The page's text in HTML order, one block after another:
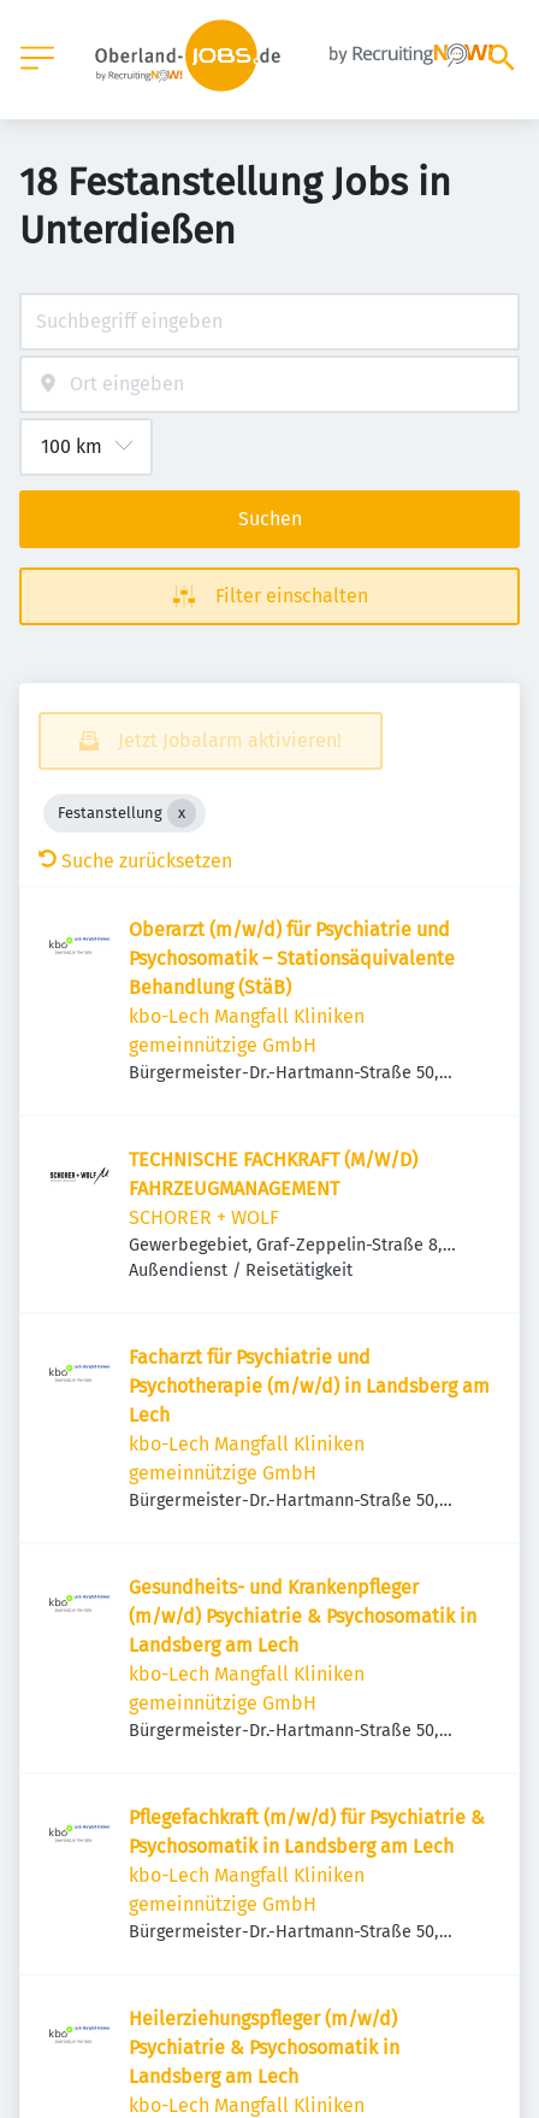
18 Festanstellung Jobs in
Unterdießen
Suchen
Filter einschalten
Jetzt Jobalarm aktivieren!
Festanstellung
Suche zurücksetzen
Oberarzt (m/w/d) für Psychiatrie und
Psychosomatik – Stationsäquivalente
Behandlung (StäB)
kbo-Lech Mangfall Kliniken
gemeinnützige GmbH
Bürgermeister-Dr.-Hartmann-Straße 50,
TECHNISCHE FACHKRAFT (M/W/D)
FAHRZEUGMANAGEMENT
SCHORER + WOLF
Gewerbegebiet, Graf-Zeppelin-Straße 8,
86899 Landsberg am Lech, Deutschland
Außendienst / Reisetätigkeit
Facharzt für Psychiatrie und
Psychotherapie (m/w/d) in Landsberg am
Lech
kbo-Lech Mangfall Kliniken
gemeinnützige GmbH
Bürgermeister-Dr.-Hartmann-Straße 50,
Gesundheits- und Krankenpfleger
(m/w/d) Psychiatrie & Psychosomatik in
Landsberg am Lech
kbo-Lech Mangfall Kliniken
gemeinnützige GmbH
Bürgermeister-Dr.-Hartmann-Straße 50,
Pflegefachkraft (m/w/d) für Psychiatrie &
Psychosomatik in Landsberg am Lech
kbo-Lech Mangfall Kliniken
gemeinnützige GmbH
Bürgermeister-Dr.-Hartmann-Straße 50,
Heilerziehungspfleger (m/w/d)
Psychiatrie & Psychosomatik in
Landsberg am Lech
kbo-Lech Mangfall Kliniken